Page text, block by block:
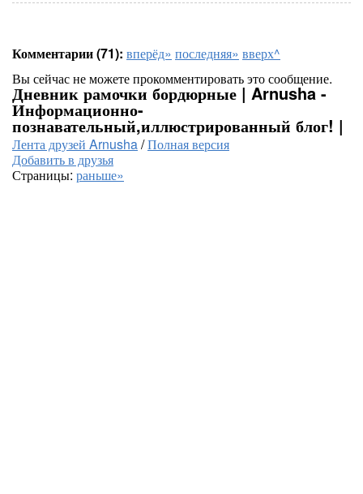
Комментарии (71): вперёд» последняя» вверх^
Вы сейчас не можете прокомментировать это сообщение.
Дневник рамочки бордюрные | Arnusha -
Информационно-
познавательный,иллюстрированный блог! |
Лента друзей Arnusha/Полная версия
Добавить в друзья
Страницы: раньше»